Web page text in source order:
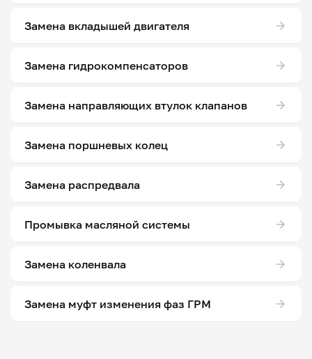
Замена вкладышей двигателя
Замена гидрокомпенсаторов
Замена направляющих втулок клапанов
Замена поршневых колец
Замена распредвала
Промывка масляной системы
Замена коленвала
Замена муфт изменения фаз ГРМ